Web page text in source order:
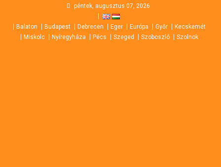
content
péntek, augusztus 07, 2026
Balaton Budapest Debrecen Eger Európa Győr
Kecskemét
Miskolc
Nyíregyháza Pécs Szeged Szoboszló Szolnok